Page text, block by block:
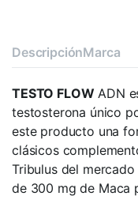
DescripciónMarca
TESTO FLOW ADN
testosterona único
este producto una
clásicos
Tribulus del
de 300 mg de Maca